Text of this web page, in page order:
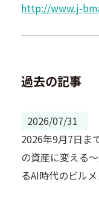
http://www.j-
過去の記事
2026/07/31
2026年9月7日ま
の資産に変える
るAI時代のビルメ